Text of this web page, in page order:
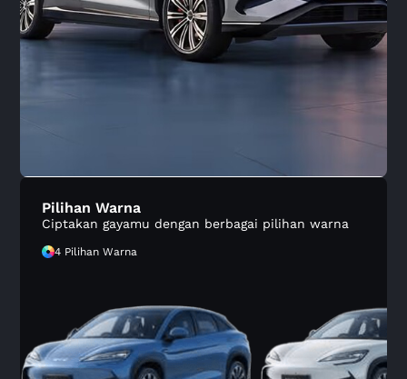
Pilihan Warna
Ciptakan gayamu dengan berbagai pilihan warna
4 Pilihan Warna